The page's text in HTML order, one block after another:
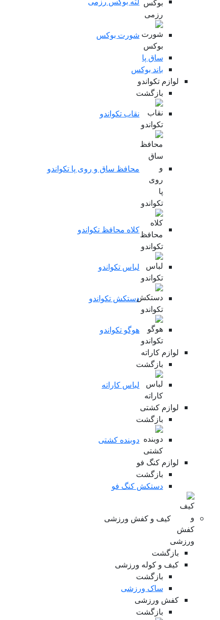
شورت بوکس
ساق پا
باند بوکس
لوازم تکواندو
بازگشت
نقاب تکواندو
محافظ ساق و روی پا تکواندو
کلاه محافظ تکواندو
لباس تکواندو
دستکش تکواندو
هوگو تکواندو
لوازم کاراته
بازگشت
لباس کاراته
لوازم کشتی
بازگشت
دوبنده کشتی
لوازم کنگ فو
بازگشت
دستکش کنگ فو
کیف و کفش ورزشی
بازگشت
کیف و کوله ورزشی
بازگشت
ساک ورزشی
کفش ورزشی
بازگشت